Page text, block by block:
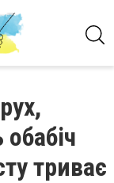
триває